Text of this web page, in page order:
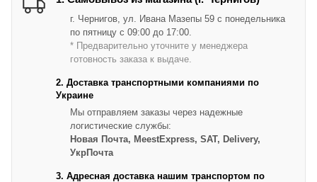
г. Чернигов, ул. Ивана Мазепы 59 с понедельника
по пятницу с 09:00 до 17:00.
* Предварительно уточните у менеджера
готовность заказа к выдаче.
2. Доставка транспортными компаниями по
Украине
Мы отправляем заказы через надежные
логистические службы:
Новая Почта, MeestExpress, SAT, Delivery,
УкрПочта
3. Адресная доставка нашим транспортом по